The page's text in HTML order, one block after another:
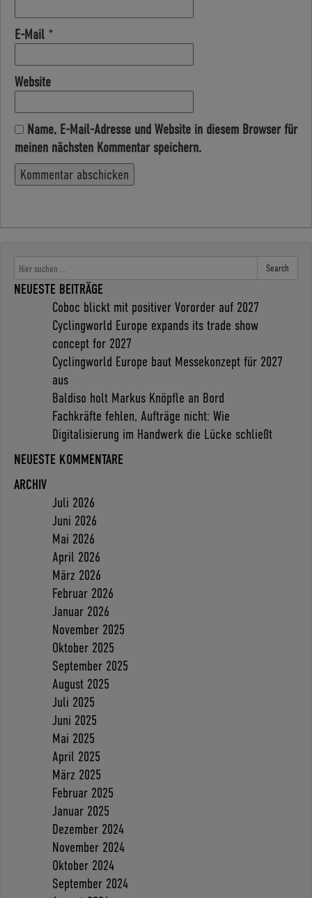
E-Mail *
Website
Name, E-Mail-Adresse und Website in diesem Browser für
meinen nächsten Kommentar speichern.
Search
NEUESTE BEITRÄGE
Coboc blickt mit positiver Vororder auf 2027
Cyclingworld Europe expands its trade show
concept for 2027
Cyclingworld Europe baut Messekonzept für 2027
aus
Baldiso holt Markus Knöpfle an Bord
Fachkräfte fehlen, Aufträge nicht: Wie
Digitalisierung im Handwerk die Lücke schließt
NEUESTE KOMMENTARE
ARCHIV
Juli 2026
Juni 2026
Mai 2026
April 2026
März 2026
Februar 2026
Januar 2026
November 2025
Oktober 2025
September 2025
August 2025
Juli 2025
Juni 2025
Mai 2025
April 2025
März 2025
Februar 2025
Januar 2025
Dezember 2024
November 2024
Oktober 2024
September 2024